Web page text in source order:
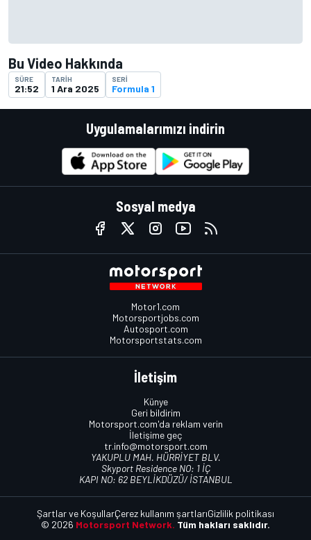
Bu Video Hakkında
SÜRE
21:52
TARIH
1 Ara 2025
SERI
Formula 1
Uygulamalarımızı indirin
Sosyal medya
Motor1.com
Motorsportjobs.com
Autosport.com
Motorsportstats.com
İletişim
Künye
Geri bildirim
Motorsport.com'da reklam verin
İletişime geç
tr.info@motorsport.com
YAKUPLU MAH. HÜRRİYET BLV.
Skyport Residence NO: 1 İÇ
KAPI NO: 62 BEYLİKDÜZÜ/ İSTANBUL
© 2026 Motorsport Network. Tüm hakları saklıdır.
Şartlar ve KoşullarÇerez kullanım şartlarıGizlilik politikası